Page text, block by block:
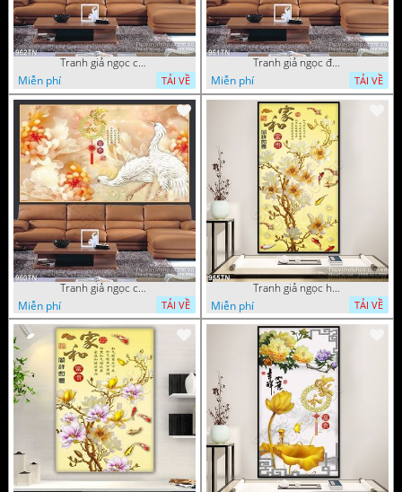
Tranh giả ngọc chim hạc và hoa
Miễn phí
TẢI VỀ
Tranh giả ngọc đội hạc và hoa cúc
Miễn phí
TẢI VỀ
Tranh giả ngọc chim hạc và hoa cúc
Miễn phí
TẢI VỀ
Tranh giả ngọc hoa trang trí thư pháp
Miễn phí
TẢI VỀ